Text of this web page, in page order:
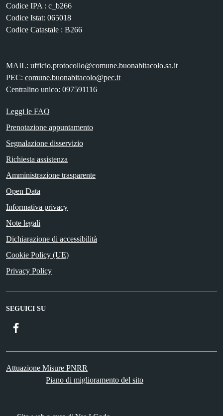
Codice IPA : c_b266
Codice Istat: 065018
Codice Catastale : B266
MAIL: ufficio.protocollo@comune.buonabitacolo.sa.it
PEC: comune.buonabitacolo@pec.it
Centralino unico: 097591116
Leggi le FAQ
Prenotazione appuntamento
Segnalazione disservizio
Richiesta assistenza
Amministrazione trasparente
Open Data
Informativa privacy
Note legali
Dichiarazione di accessibilità
Cookie Policy (UE)
Privacy Policy
SEGUICI SU
Attuazione Misure PNRR
Piano di miglioramento del sito